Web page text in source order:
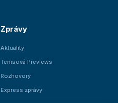
Zprávy
Aktuality
Tenisová Previews
Rozhovory
Express zprávy